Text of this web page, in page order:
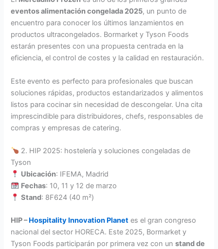
eventos alimentación congelada 2025, un punto de
encuentro para conocer los últimos lanzamientos en
productos ultracongelados. Bormarket y Tyson Foods
estarán presentes con una propuesta centrada en la
eficiencia, el control de costes y la calidad en restauración.
Este evento es perfecto para profesionales que buscan
soluciones rápidas, productos estandarizados y alimentos
listos para cocinar sin necesidad de descongelar. Una cita
imprescindible para distribuidores, chefs, responsables de
compras y empresas de catering.
2. HIP 2025: hostelería y soluciones congeladas de
Tyson
Ubicación: IFEMA, Madrid
Fechas: 10, 11 y 12 de marzo
Stand: 8F624 (40 m²)
HIP –Hospitality Innovation Planet es el gran congreso
nacional del sector HORECA. Este 2025, Bormarket y
Tyson Foods participarán por primera vez con unstand de